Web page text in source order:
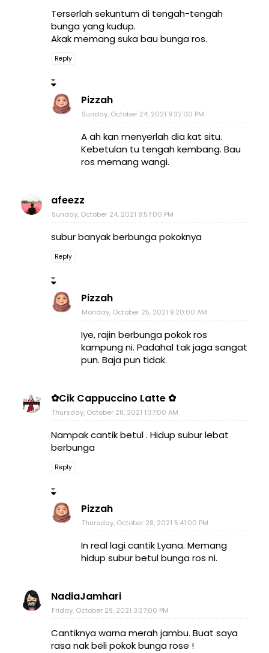
Terserlah sekuntum di tengah-tengah
bunga yang kudup.
Akak memang suka bau bunga ros.
Reply
Pizzah
Sunday, October 24, 2021 9:32:00 PM
A ah kan menyerlah dia kat situ.
Kebetulan tu tengah kembang. Bau
ros memang wangi.
afeezz
Sunday, October 24, 2021 8:57:00 PM
subur banyak berbunga pokoknya
Reply
Pizzah
Monday, October 25, 2021 9:20:00 AM
Iye, rajin berbunga pokok ros
kampung ni. Padahal tak jaga sangat
pun. Baja pun tidak.
✿Cik Cappuccino Latte ✿
Thursday, October 28, 2021 1:37:00 AM
Nampak cantik betul . Hidup subur lebat
berbunga
Reply
Pizzah
Thursday, October 28, 2021 5:41:00 PM
In real lagi cantik Lyana. Memang
hidup subur betul bunga ros ni.
NadiaJamhari
Friday, October 29, 2021 3:37:00 PM
Cantiknya warna merah jambu. Buat saya
rasa nak beli pokok bunga rose !